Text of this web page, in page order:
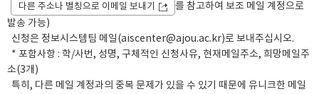
다른 주소나 별칭으로 이메일 보내기
를 참고하여 보조 메일 계정으로
발송 가능)
신청은 정보시스템팀 메일(aiscenter@ajou.ac.kr)로 보내주십시오.
* 포함사항 : 학/사번, 성명, 구체적인 신청사유, 현재메일주소, 희망메일주
소(3개)
특히, 다른 메일 계정과의 중복 문제가 있을 수 있기 때문에 유니크한 메일